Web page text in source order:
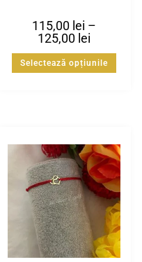
115,00 lei –
125,00 lei
Selectează opțiunile